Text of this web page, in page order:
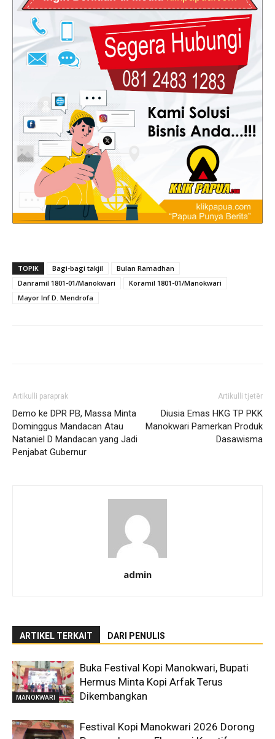
TOPIK Bagi-bagi takjil
Bulan Ramadhan
Danramil 1801-01/Manokwari
Koramil 1801-01/Manokwari
Mayor Inf D. Mendrofa
Artikulli paraprak
Demo ke DPR PB, Massa Minta
Dominggus Mandacan Atau
Nataniel D Mandacan yang Jadi
Penjabat Gubernur
Artikulli tjetër
Diusia Emas HKG TP PKK
Manokwari Pamerkan Produk
Dasawisma
admin
ARTIKEL TERKAIT DARI PENULIS
MANOKWARI
Buka Festival Kopi Manokwari, Bupati
Hermus Minta Kopi Arfak Terus
Dikembangkan
Festival Kopi Manokwari 2026 Dorong